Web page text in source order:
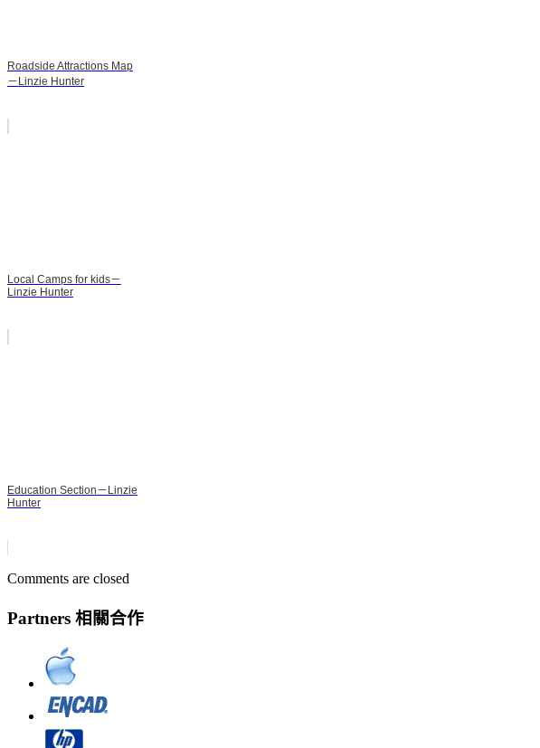
Roadside Attractions Map
－Linzie Hunter
Local Camps for kids－
Linzie Hunter
Education Section－Linzie
Hunter
Comments are closed
Partners 相關合作